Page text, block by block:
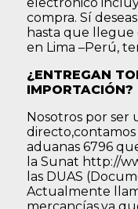
compra. Sí
hasta que
en Lima –Perú,
¿ENTREGAN
IMPORTACIÓN?
Nosotros por ser
aduanas 6796
la Sunat http://
las DUAS
Actualmente